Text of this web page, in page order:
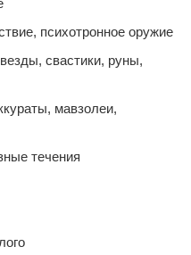
психотронное оружие
свастики, руны,
мавзолеи,
течения